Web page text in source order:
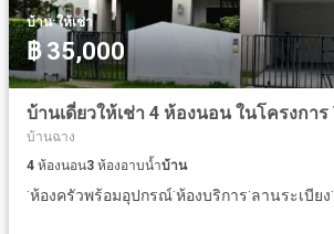
บ้าน·ให้เช่า
฿ 35,000
บ้านฉาง
4 ห้องนอน3 ห้องอาบน้ำบ้าน
·ห้องครัวพร้อมอุปกรณ์·ห้องบริการ·ลานระเบียง·